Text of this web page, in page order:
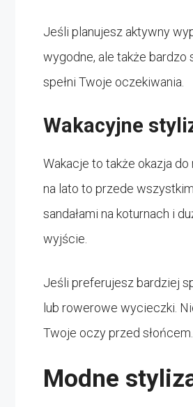
Jeśli planujesz aktywny
wygodne, ale także
spełni Twoje oczekiwania.
Wakacyjne
Wakacje to także okazja
na lato to przede
sandałami na koturnach i
wyjście.
Jeśli preferujesz bardziej
lub rowerowe wycieczki.
Twoje oczy przed słońcem.
Modne